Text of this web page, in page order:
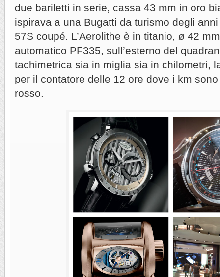
due bariletti in serie, cassa 43 mm in oro
ispirava a una Bugatti da turismo degli anni
57S coupé. L’Aerolithe è in titanio, ø 42
automatico PF335, sull’esterno del
tachimetrica sia in miglia sia in chilometri,
per il contatore delle 12 ore dove i km
rosso.